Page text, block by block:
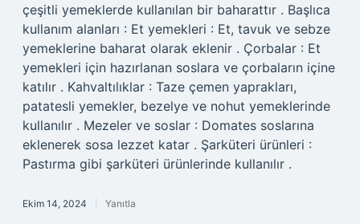
çeşitli yemeklerde kullanılan bir baharattır . Başlıca
kullanım alanları : Et yemekleri : Et, tavuk ve sebze
yemeklerine baharat olarak eklenir . Çorbalar : Et
yemekleri için hazırlanan soslara ve çorbaların içine
katılır . Kahvaltılıklar : Taze çemen yaprakları,
patatesli yemekler, bezelye ve nohut yemeklerinde
kullanılır . Mezeler ve soslar : Domates soslarına
eklenerek sosa lezzet katar . Şarküteri ürünleri :
Pastırma gibi şarküteri ürünlerinde kullanılır .
Ekim 14, 2024 Yanıtla